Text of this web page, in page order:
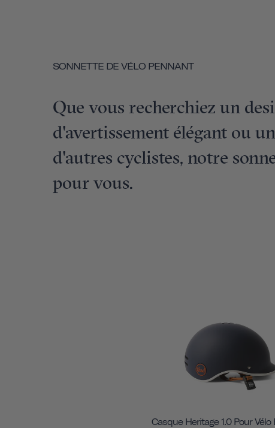
SONNETTE DE VÉLO PENNANT
Que vous recherchiez un
d'avertissement élégant ou
d'autres cyclistes, notre
pour vous.
Casque Heritage 1.0 Pour Vélo